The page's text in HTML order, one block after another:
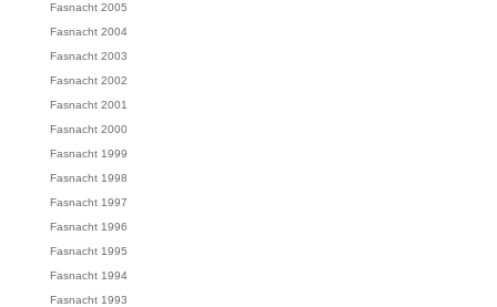
Fasnacht 2005
Fasnacht 2004
Fasnacht 2003
Fasnacht 2002
Fasnacht 2001
Fasnacht 2000
Fasnacht 1999
Fasnacht 1998
Fasnacht 1997
Fasnacht 1996
Fasnacht 1995
Fasnacht 1994
Fasnacht 1993